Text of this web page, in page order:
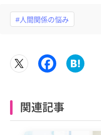
#人間関係の悩み
関連記事